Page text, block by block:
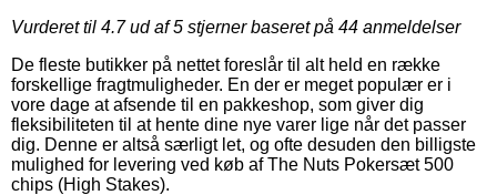
Vurderet til 4.7ud af 5 stjerner baseret på 44 anmeldelser
De fleste butikker på nettet foreslår til alt held en række
forskellige fragtmuligheder. En der er meget populær er i
vore dage at afsende til en pakkeshop, som giver dig
fleksibiliteten til at hente dine nye varer lige når det passer
dig. Denne er altså særligt let, og ofte desuden den billigste
mulighed for levering ved køb af The Nuts Pokersæt 500
chips (High Stakes).